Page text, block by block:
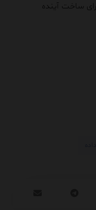
ساخت آینده